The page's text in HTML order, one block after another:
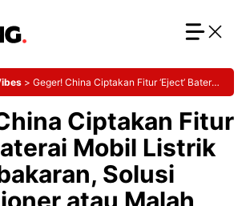
> Geger! China Ciptakan Fitur ‘Eject’ Baterai
Ciptakan Fitur
Mobil Listrik
Solusi